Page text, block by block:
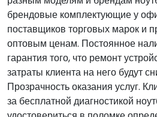
брендовые комплектующие у
поставщиков торговых марок и
оптовым ценам. Постоянное
гарантия того, что ремонт
затраты клиента на него будут
Прозрачность оказания услуг.
за бесплатной диагностикой